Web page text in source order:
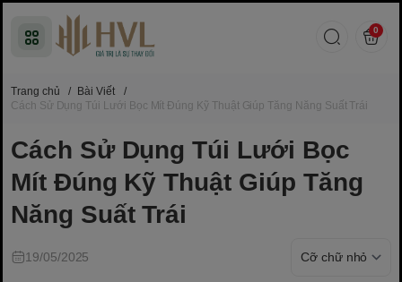
0
Trang chủ / Bài Viết
/
Cách Sử Dụng Túi Lưới Bọc Mít Đúng Kỹ Thuật Giúp Tăng Năng Suất Trái
Cách Sử Dụng Túi Lưới Bọc
Mít Đúng Kỹ Thuật Giúp Tăng
Năng Suất Trái
19/05/2025